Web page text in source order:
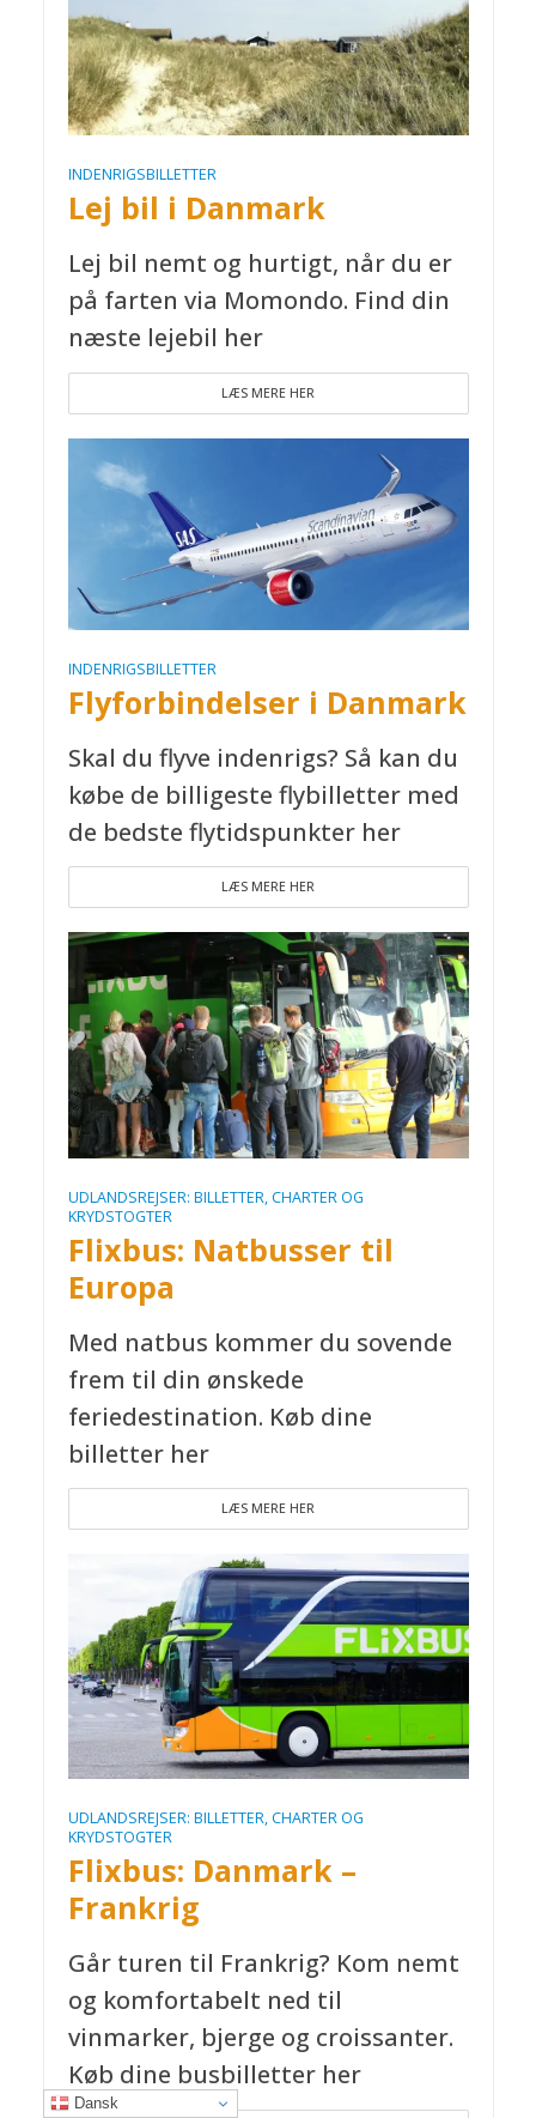
INDENRIGSBILLETTER
Lej bil i Danmark
Lej bil nemt og hurtigt, når du er
på farten via Momondo. Find din
næste lejebil her
LÆS MERE HER
INDENRIGSBILLETTER
Flyforbindelser i Danmark
Skal du flyve indenrigs? Så kan du
købe de billigeste flybilletter med
de bedste flytidspunkter her
LÆS MERE HER
UDLANDSREJSER: BILLETTER, CHARTER OG
KRYDSTOGTER
Flixbus: Natbusser til
Europa
Med natbus kommer du sovende
frem til din ønskede
feriedestination. Køb dine
billetter her
LÆS MERE HER
UDLANDSREJSER: BILLETTER, CHARTER OG
KRYDSTOGTER
Flixbus: Danmark –
Frankrig
Går turen til Frankrig? Kom nemt
og komfortabelt ned til
vinmarker, bjerge og croissanter.
Køb dine busbilletter her
Dansk